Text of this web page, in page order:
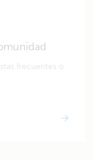
frecuentes o